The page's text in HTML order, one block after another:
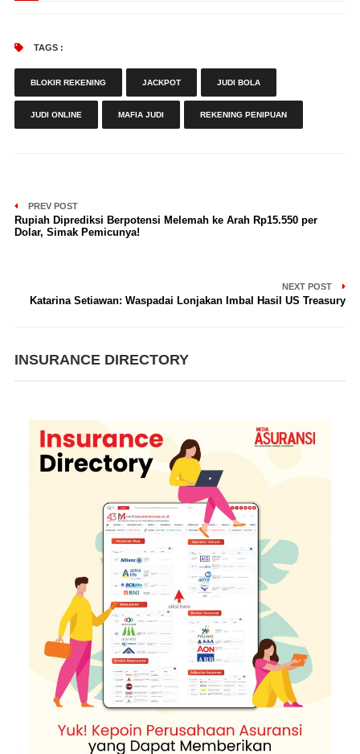
TAGS :
BLOKIR REKENING JACKPOT JUDI BOLA
JUDI ONLINE MAFIA JUDI REKENING PENIPUAN
PREV POST
Rupiah Diprediksi Berpotensi Melemah ke Arah Rp15.550 per
Dolar, Simak Pemicunya!
NEXT POST
Katarina Setiawan: Waspadai Lonjakan Imbal Hasil US Treasury
INSURANCE DIRECTORY